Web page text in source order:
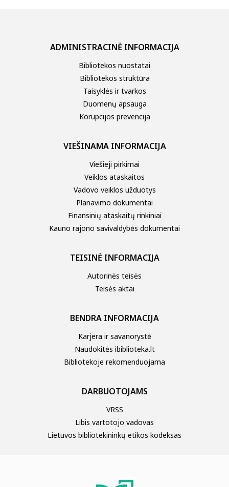
ADMINISTRACINĖ INFORMACIJA
Bibliotekos nuostatai
Bibliotekos struktūra
Taisyklės ir tvarkos
Duomenų apsauga
Korupcijos prevencija
VIEŠINAMA INFORMACIJA
Viešieji pirkimai
Veiklos ataskaitos
Vadovo veiklos užduotys
Planavimo dokumentai
Finansinių ataskaitų rinkiniai
Kauno rajono savivaldybės dokumentai
TEISINĖ INFORMACIJA
Autorinės teisės
Teisės aktai
BENDRA INFORMACIJA
Karjera ir savanorystė
Naudokitės ibiblioteka.lt
Bibliotekoje rekomenduojama
DARBUOTOJAMS
VRSS
Libis vartotojo vadovas
Lietuvos bibliotekininkų etikos kodeksas